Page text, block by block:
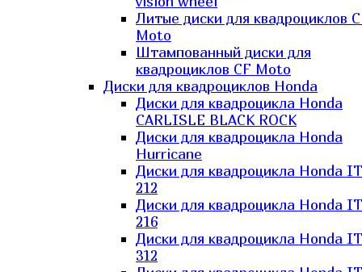
Литые диски для квадроциклов
Moto
Штампованный диски для
квадроциклов CF Moto
Диски для квадроциклов Honda
Диски для квадроцикла Honda
CARLISLE BLACK ROCK
Диски для квадроцикла Honda
Hurricane
Диски для квадроцикла Honda
212
Диски для квадроцикла Honda
216
Диски для квадроцикла Honda
312